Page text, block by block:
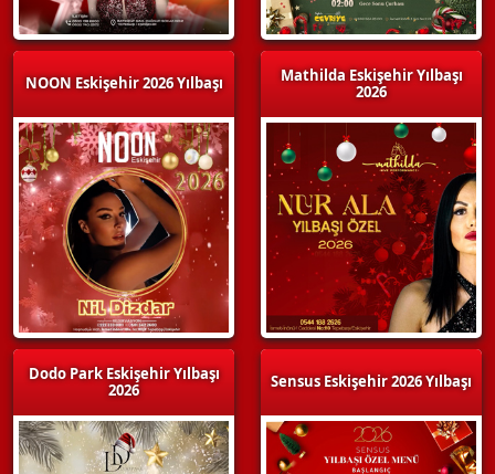
NOON Eskişehir 2026 Yılbaşı
Dodo Park Eskişehir Yılbaşı
2026
Mathilda Eskişehir Yılbaşı
2026
Sensus Eskişehir 2026 Yılbaşı